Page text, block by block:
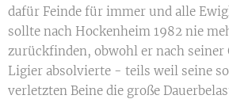
dafür Feinde für immer und alle
sollte nach Hockenheim 1982 nie
zurückfinden, obwohl er nach seiner
Ligier absolvierte - teils weil seine
verletzten Beine die große